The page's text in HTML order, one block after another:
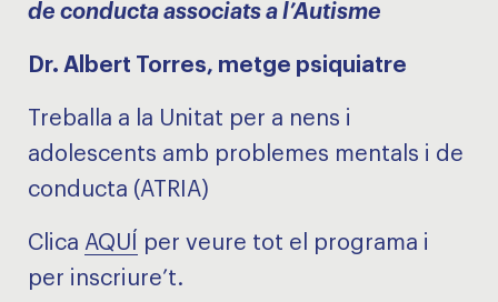
de conducta associats a l’Autisme
Dr. Albert Torres, metge psiquiatre
Treballa a la Unitat per a nens i
adolescents amb problemes mentals i de
conducta (ATRIA)
Clica AQUÍ
per veure tot el programa i
per inscriure’t.